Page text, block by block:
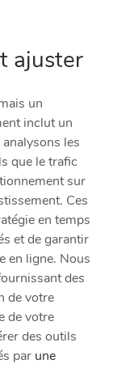
ajuster
un
inclut un
les
que le trafic
sur
Ces
en temps
et de garantir
en ligne. Nous
des
de votre
de votre
des outils
par une